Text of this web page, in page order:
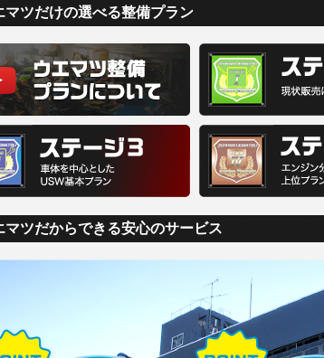
マツだけの選べる整備プラン
マツだからできる安心のサービス